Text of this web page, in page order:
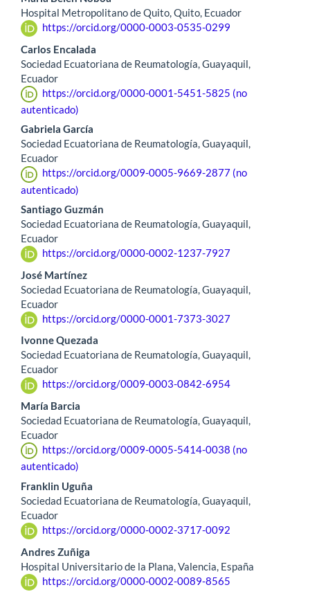
Hospital Metropolitano de Quito, Quito, Ecuador
https://orcid.org/0000-0003-0535-0299
Carlos Encalada
Sociedad Ecuatoriana de Reumatología, Guayaquil,
Ecuador
https://orcid.org/0000-0001-5451-5825 (no
autenticado)
Gabriela García
Sociedad Ecuatoriana de Reumatología, Guayaquil,
Ecuador
https://orcid.org/0009-0005-9669-2877 (no
autenticado)
Santiago Guzmán
Sociedad Ecuatoriana de Reumatología, Guayaquil,
Ecuador
https://orcid.org/0000-0002-1237-7927
José Martínez
Sociedad Ecuatoriana de Reumatología, Guayaquil,
Ecuador
https://orcid.org/0000-0001-7373-3027
Ivonne Quezada
Sociedad Ecuatoriana de Reumatología, Guayaquil,
Ecuador
https://orcid.org/0009-0003-0842-6954
María Barcia
Sociedad Ecuatoriana de Reumatología, Guayaquil,
Ecuador
https://orcid.org/0009-0005-5414-0038 (no
autenticado)
Franklin Uguña
Sociedad Ecuatoriana de Reumatología, Guayaquil,
Ecuador
https://orcid.org/0000-0002-3717-0092
Andres Zuñiga
Hospital Universitario de la Plana, Valencia, España
https://orcid.org/0000-0002-0089-8565